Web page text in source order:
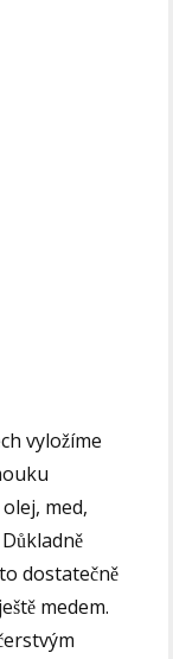
vyložíme
med,
dostatečně
medem.